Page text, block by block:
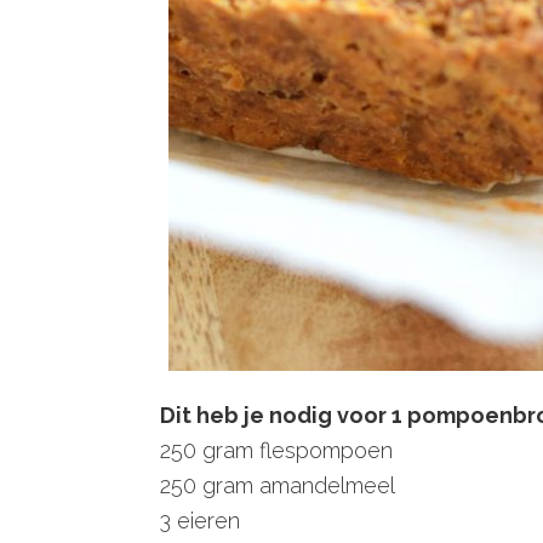
Dit heb je nodig voor 1
250 gram flespompoen
250 gram amandelmeel
3 eieren